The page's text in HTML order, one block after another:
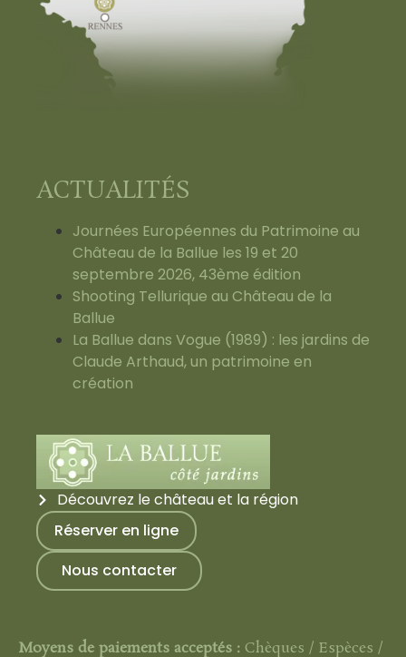
ACTUALITÉS
Journées Européennes du Patrimoine au
Château de la Ballue les 19 et 20
septembre 2026, 43ème édition
Shooting Tellurique au Château de la
Ballue
La Ballue dans Vogue (1989) : les jardins de
Claude Arthaud, un patrimoine en
création
Découvrez le château et la région
Réserver en ligne
Nous contacter
Moyens de paiements acceptés : Chèques / Espèces /